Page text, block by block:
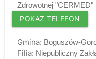
Zdrowotnej "CERMED"
POKAŻ TELEFON
Gmina: Boguszów-
Filia: Niepubliczny